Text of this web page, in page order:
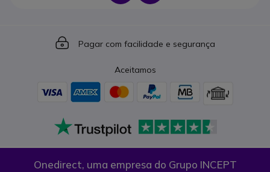
Icon
Pagar com facilidade e segurança
Aceitamos
Onedirect, uma empresa do Grupo INCEPT